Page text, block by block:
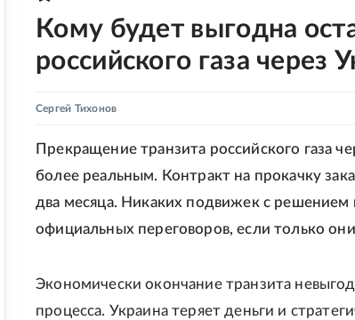
Кому будет выгодна
российского газа через
Сергей Тихонов
Прекращение транзита российского газа
более реальным. Контракт на прокачку
два месяца. Никаких подвижек с
официальных переговоров, если только
Экономически окончание транзита
процесса. Украина теряет деньги и